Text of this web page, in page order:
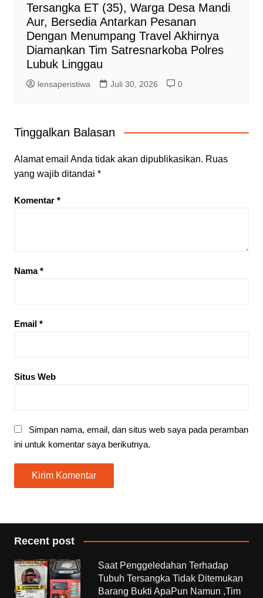
Tersangka ET (35), Warga Desa Mandi
Aur, Bersedia Antarkan Pesanan
Dengan Menumpang Travel Akhirnya
Diamankan Tim Satresnarkoba Polres
Lubuk Linggau
lensaperistiwa Juli 30, 2026 0
Tinggalkan Balasan
Alamat email Anda tidak akan dipublikasikan. Ruas
yang wajib ditandai *
Komentar *
Nama*
Email *
Situs Web
Simpan nama, email, dan situs web saya pada peramban
ini untuk komentar saya berikutnya.
Recent post
Saat Penggeledahan Terhadap
Tubuh Tersangka Tidak Ditemukan
Barang Bukti ApaPun Namun ,Tim